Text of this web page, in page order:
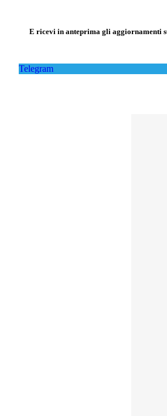
E ricevi in anteprima gli aggiornamenti
Telegram